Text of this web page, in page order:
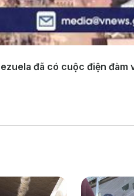
đã có cuộc điện